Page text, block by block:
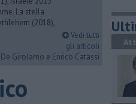
La stella
(2018),
Vedi tutti
gli articoli
Girolamo e Enrico Catassi